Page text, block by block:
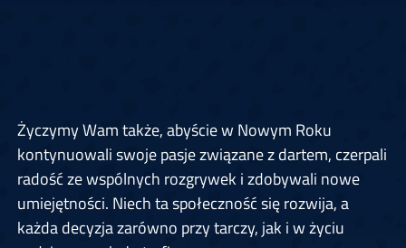
Życzymy Wam także, abyście w Nowym Roku
kontynuowali swoje pasje związane z dartem, czerpali
radość ze wspólnych rozgrywek i zdobywali nowe
umiejętności. Niech ta społeczność się rozwija, a
każda decyzja zarówno przy tarczy, jak i w życiu